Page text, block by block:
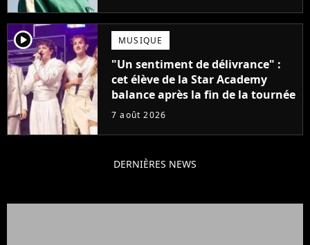
player2 MUSIQUE
"Un sentiment de délivrance" :
cet élève de la Star Academy
balance après la fin de la tournée
7 août 2026
DERNIÈRES NEWS